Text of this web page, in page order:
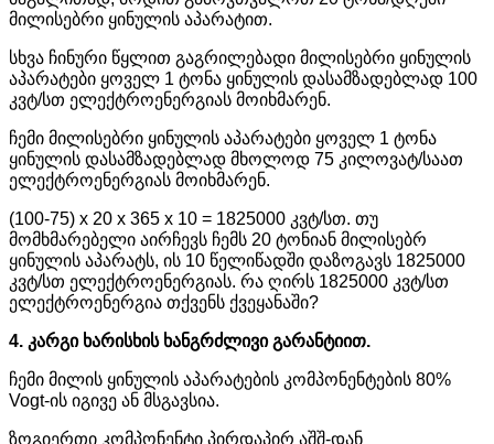
მილისებრი ყინულის აპარატით.
სხვა ჩინური წყლით გაგრილებადი მილისებრი ყინულის
აპარატები ყოველ 1 ტონა ყინულის დასამზადებლად 100
კვტ/სთ ელექტროენერგიას მოიხმარენ.
ჩემი მილისებრი ყინულის აპარატები ყოველ 1 ტონა
ყინულის დასამზადებლად მხოლოდ 75 კილოვატ/საათ
ელექტროენერგიას მოიხმარენ.
(100-75) x 20 x 365 x 10 = 1825000 კვტ/სთ. თუ
მომხმარებელი აირჩევს ჩემს 20 ტონიან მილისებრ
ყინულის აპარატს, ის 10 წელიწადში დაზოგავს 1825000
კვტ/სთ ელექტროენერგიას. რა ღირს 1825000 კვტ/სთ
ელექტროენერგია თქვენს ქვეყანაში?
4. კარგი ხარისხის ხანგრძლივი გარანტიით.
ჩემი მილის ყინულის აპარატების კომპონენტების 80%
Vogt-ის იგივე ან მსგავსია.
ზოგიერთი კომპონენტი პირდაპირ აშშ-დან